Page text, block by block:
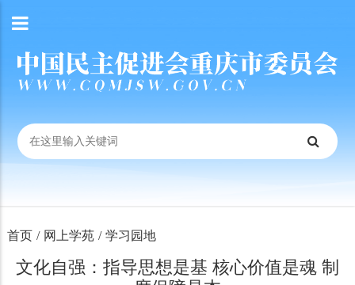
首页 / 网上学苑 / 学习园地
文化自强：指导思想是基 核心价值是魂 制